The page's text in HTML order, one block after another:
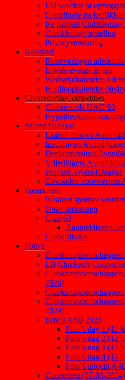
Lid worden of opzeggen
Contributie en
Reglement Clubkleding
Clubkleding bestellen
Privacyverklaring
Kalender
Reserveringen
Lokale evenementen
Wedstrijdkalender
Hardloopkalender
Clubrecords/Competities
Clubrecords HAC’63
Avond4Daagse
Laatste nieuws
Inschrijven
Deelnemersinfo
Vrijwilligers
sponsor Avond4Daagse
Gevonden voorwerpen
Sponsoren
Waarom sponsor
Onze sponsoren
Club 63
Clubartikelen
Foto’s
LB Chicken’s
2024)
2024)
Foto’s A4D 2024
Foto’s dag 1 (11
Foto’s dag 2 (12
Foto’s dag 3 (13
Foto’s dag 4 (14
Foto’s intocht
Coopertest (07-03-2024)